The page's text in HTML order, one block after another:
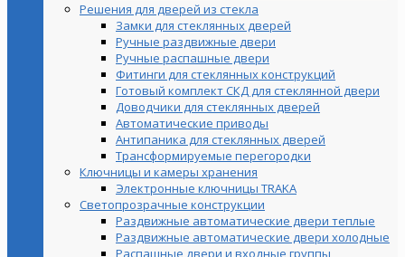
Решения для дверей из стекла
Замки для стеклянных дверей
Ручные раздвижные двери
Ручные распашные двери
Фитинги для стеклянных конструкций
Готовый комплект СКД для стеклянной двери
Доводчики для стеклянных дверей
Автоматические приводы
Антипаника для стеклянных дверей
Трансформируемые перегородки
Ключницы и камеры хранения
Электронные ключницы TRAKA
Светопрозрачные конструкции
Раздвижные автоматические двери теплые
Раздвижные автоматические двери холодные
Распашные двери и входные группы